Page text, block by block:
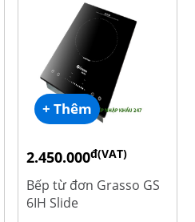
+ Thêm
2.450.000đ(VAT)
3.560.000
Bếp từ đơn Grasso GS
6IH Slide